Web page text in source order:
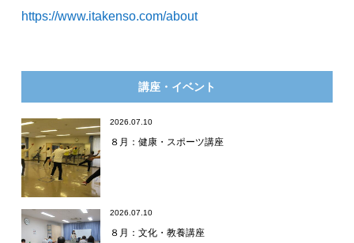
https://www.itakenso.com/about
講座・イベント
2026.07.10
８月：健康・スポーツ講座
2026.07.10
８月：文化・教養講座